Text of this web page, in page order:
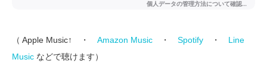
（ Apple Music↑ ・ Amazon Music ・ Spotify ・ Line
Music などで聴けます）